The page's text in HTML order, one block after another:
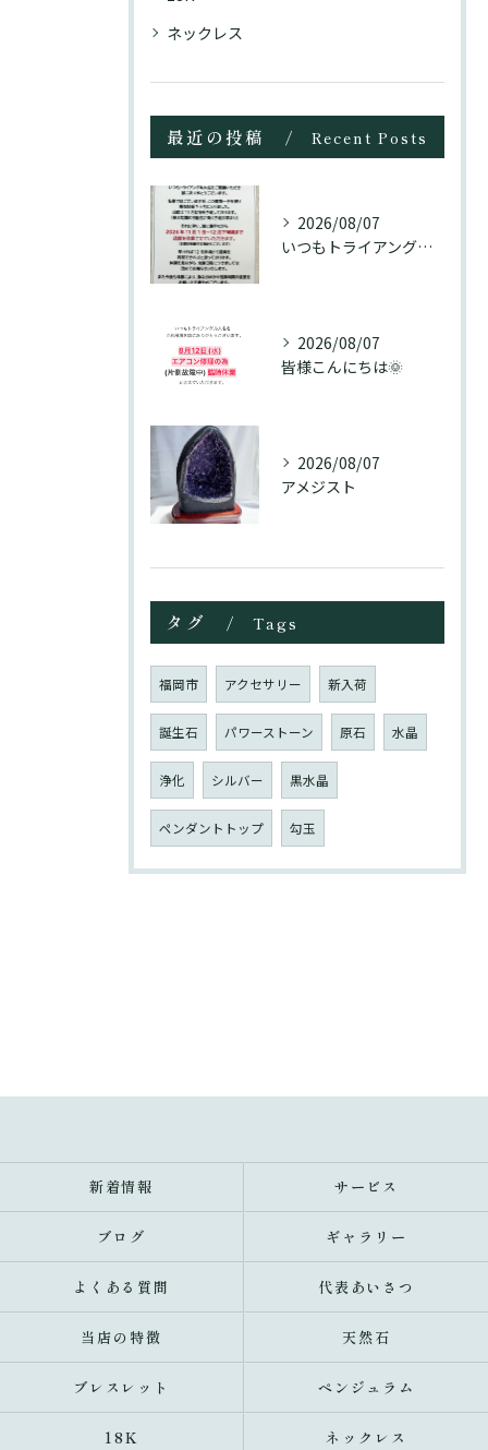
ネックレス
最近の投稿 Recent Posts
2026/08/07
いつもトライアングル大名をご愛顧頂き誠にありがとうございます...
2026/08/07
皆様こんにちは🌞
2026/08/07
アメジスト
タグ Tags
福岡市 アクセサリー 新入荷
誕生石 パワーストーン 原石 水晶
浄化 シルバー 黒水晶
ペンダントトップ 勾玉
新着情報 サービス
ブログ ギャラリー
よくある質問 代表あいさつ
当店の特徴 天然石
ブレスレット ペンジュラム
18K ネックレス